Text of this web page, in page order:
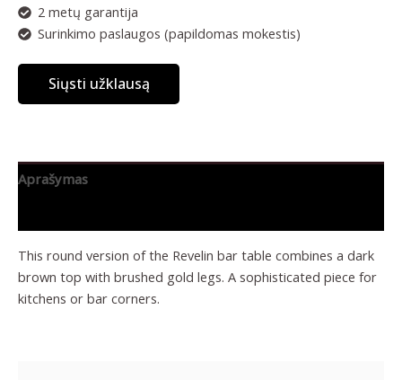
2 metų garantija
Surinkimo paslaugos (papildomas mokestis)
Siųsti užklausą
Aprašymas
This round version of the Revelin bar table combines a dark
brown top with brushed gold legs. A sophisticated piece for
kitchens or bar corners.